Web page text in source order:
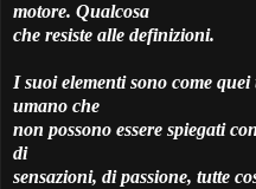
motore. Qualcosa
che resiste alle definizioni.
I suoi elementi sono come
umano che
non possono essere spiegati
di
sensazioni, di passione, tutte